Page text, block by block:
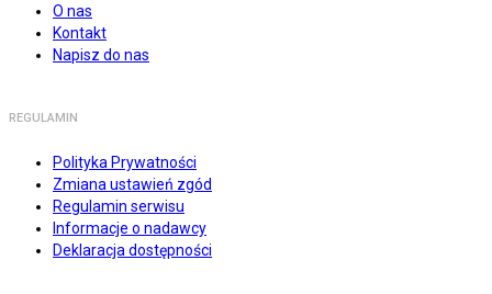
O nas
Kontakt
Napisz do nas
REGULAMIN
Polityka Prywatności
Zmiana ustawień zgód
Regulamin serwisu
Informacje o nadawcy
Deklaracja dostępności